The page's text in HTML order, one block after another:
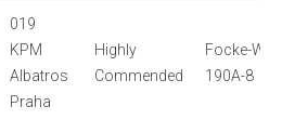
019
KPM
Albatros
Praha
Highly
Commended
Focke-
190A-8